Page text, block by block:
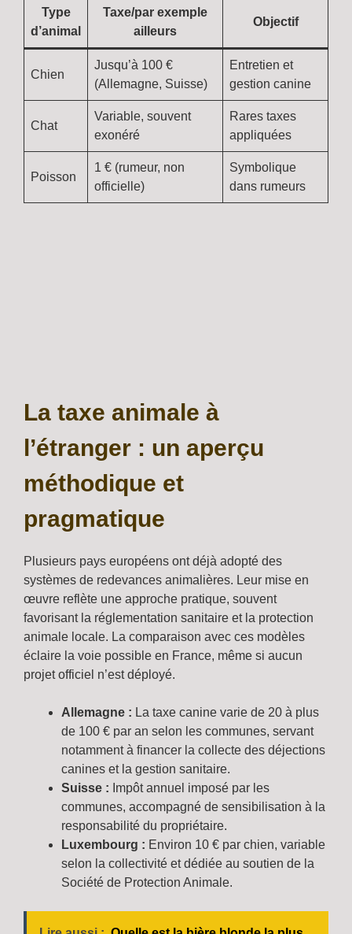
Type
d’animal
Taxe/par exemple
ailleurs
Objectif
Chien
Jusqu’à 100 €
(Allemagne, Suisse)
Entretien et
gestion canine
Chat
Variable, souvent
exonéré
Rares taxes
appliquées
Poisson
1 € (rumeur, non
officielle)
Symbolique
dans rumeurs
La taxe animale à
l’étranger : un aperçu
méthodique et
pragmatique
Plusieurs pays européens ont déjà adopté des
systèmes de redevances animalières. Leur mise en
œuvre reflète une approche pratique, souvent
favorisant la réglementation sanitaire et la protection
animale locale. La comparaison avec ces modèles
éclaire la voie possible en France, même si aucun
projet officiel n’est déployé.
Allemagne : La taxe canine varie de 20 à plus
de 100 € par an selon les communes, servant
notamment à financer la collecte des déjections
canines et la gestion sanitaire.
Suisse : Impôt annuel imposé par les
communes, accompagné de sensibilisation à la
responsabilité du propriétaire.
Luxembourg : Environ 10 € par chien, variable
selon la collectivité et dédiée au soutien de la
Société de Protection Animale.